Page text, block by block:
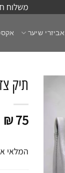
משלוח חינם
אביזרי שיער
תיק
₪75
המלאי